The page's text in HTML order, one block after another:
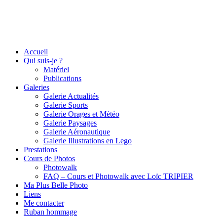
Accueil
Qui suis-je ?
Matériel
Publications
Galeries
Galerie Actualités
Galerie Sports
Galerie Orages et Météo
Galerie Paysages
Galerie Aéronautique
Galerie Illustrations en Lego
Prestations
Cours de Photos
Photowalk
FAQ – Cours et Photowalk avec Loïc TRIPIER
Ma Plus Belle Photo
Liens
Me contacter
Ruban hommage